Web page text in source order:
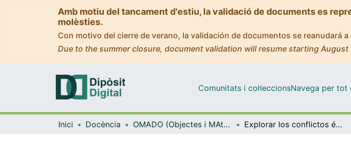
Amb motiu del tancament d'estiu, la validació de documents es
molèsties.
Con motivo del cierre de verano, la validación de documentos se reanudará
Due to the summer closure, document validation will resume starting
Comunitats i col·leccionsNavega per tot
Inici Docència OMADO (Objectes i MAterials DOcents) Explorar los conflictos éticos en las Unidades de Cuidado Intensivos a través del Cuestionario de Conflictividad Ética para enfermeras/os (CuCEE): fase inicial